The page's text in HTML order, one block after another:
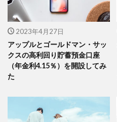
2023年4月27日
アップルとゴールドマン・サッ
クスの高利回り貯蓄預金口座
（年金利4.15％）を開設してみ
た